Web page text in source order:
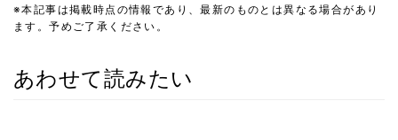
※本記事は掲載時点の情報であり、最新のものとは異なる場合があり
ます。予めご了承ください。
あわせて読みたい